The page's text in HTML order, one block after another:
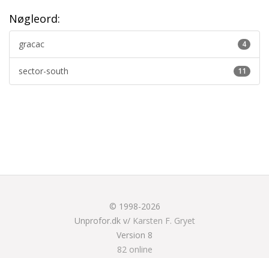
Nøgleord:
4
gracac
11
sector-south
© 1998-2026
Unprofor.dk v/ Karsten F. Gryet
Version 8
82 online